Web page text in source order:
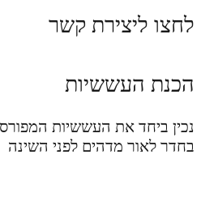
לחצו ליצירת קשר
הכנת העששיות
נכין ביחד את העששיות
בחדר לאור מדהים לפני השינה